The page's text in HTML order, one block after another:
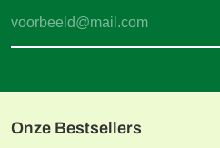
Onze Bestsellers